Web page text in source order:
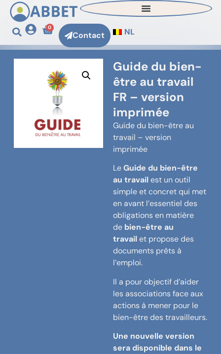
0
Contact NL
Guide du bien-
être au travail
FR – version
imprimée
Guide du bien-être au
travail – version
imprimée
LeGuide du bien-être
au travailest un outil
simple et concret qui met
en avant l’essentiel des
obligations en matière
de bien-être au
travailet propose des
documents prêts à
l’emploi.
Il a pour objectif d’aider
les associations face aux
actions à mener pour le
bien-être des travailleurs.
Une nouvelle version
sera disponible dans le